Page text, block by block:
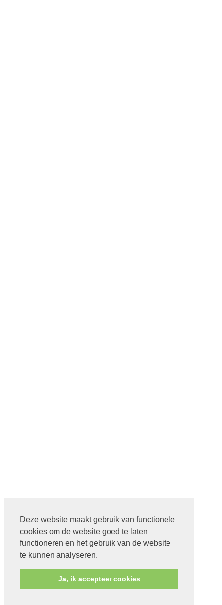
Deze website maakt gebruik van functionele
cookies om de website goed te laten
functioneren en het gebruik van de website
te kunnen analyseren.
Ja, ik accepteer cookies